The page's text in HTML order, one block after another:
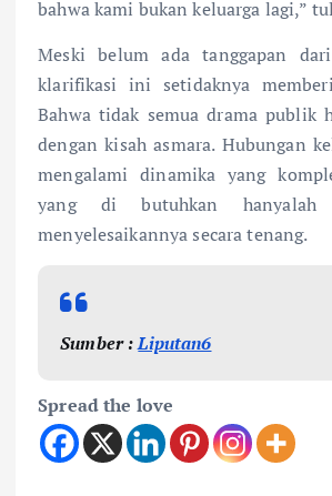
bahwa kami bukan keluarga lagi,”
Meski belum ada tanggapan
klarifikasi ini setidaknya
Bahwa tidak semua drama publik
dengan kisah asmara. Hubungan
mengalami dinamika yang
yang di butuhkan
menyelesaikannya secara tenang.
Sumber :Liputan6
Spread the love